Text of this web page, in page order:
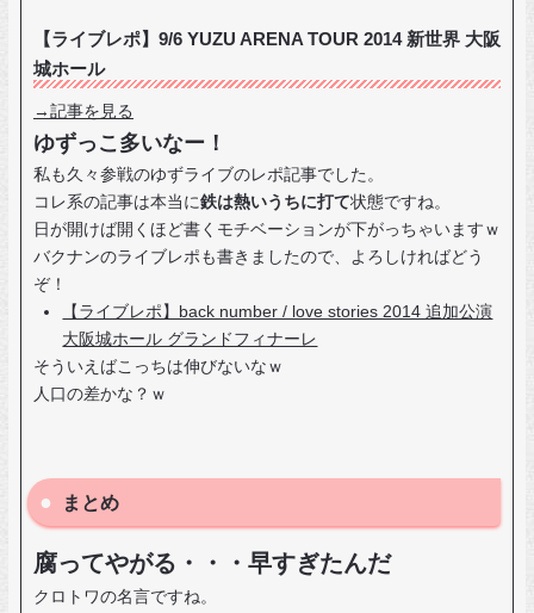
【ライブレポ】9/6 YUZU ARENA TOUR 2014 新世界 大阪
城ホール
→記事を見る
ゆずっこ多いなー！
私も久々参戦のゆずライブのレポ記事でした。
コレ系の記事は本当に鉄は熱いうちに打て状態ですね。
日が開けば開くほど書くモチベーションが下がっちゃいますｗ
バクナンのライブレポも書きましたので、よろしければどう
ぞ！
【ライブレポ】back number / love stories 2014 追加公演
大阪城ホール グランドフィナーレ
そういえばこっちは伸びないなｗ
人口の差かな？ｗ
まとめ
腐ってやがる・・・早すぎたんだ
クロトワの名言ですね。